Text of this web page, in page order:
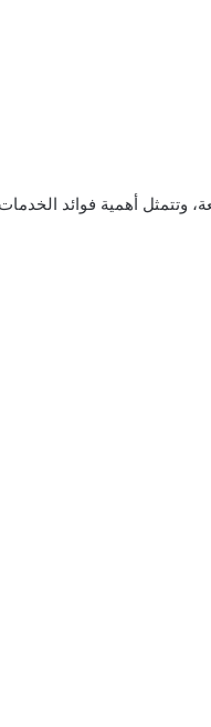
وتتمثل أهمية فوائد